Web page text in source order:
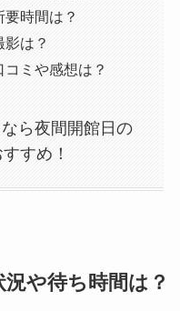
時間は？
は？
ミや感想は？
ら夜間開館日の
すめ！
や待ち時間は？